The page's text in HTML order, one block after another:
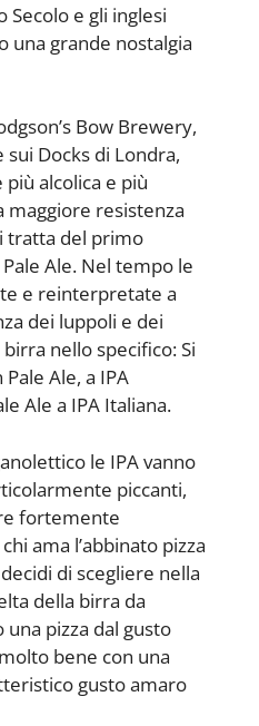
e gli inglesi
una grande nostalgia
Bow Brewery,
Docks di Londra,
alcolica e più
maggiore resistenza
tratta del primo
Ale. Nel tempo le
e reinterpretate a
dei luppoli e dei
nello specifico: Si
Ale, a IPA
Ale a IPA Italiana.
le IPA vanno
piccanti,
fortemente
ama l’abbinato pizza
di scegliere nella
della birra da
pizza dal gusto
bene con una
gusto amaro